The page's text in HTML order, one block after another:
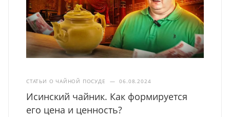
СТАТЬИ О ЧАЙНОЙ ПОСУДЕ — 06.08.2024
Исинский чайник. Как формируется
его цена и ценность?